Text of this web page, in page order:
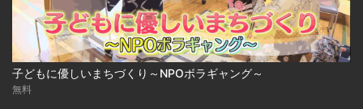
子どもに優しいまちづくり～NPOボラギャング～
無料